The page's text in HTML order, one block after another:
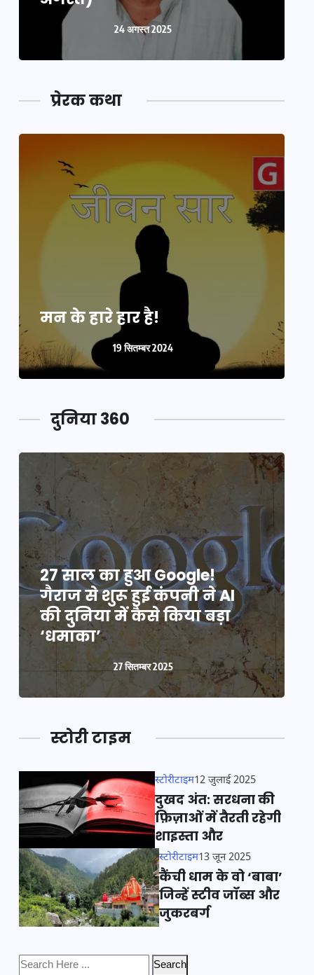
24 अगस्त 2025
प्रेरक कथा
मन के हारे हार है!
19 सितम्बर 2024
दुनिया 360
27 साल का हुआ Google!
गैराज से शुरू हुई कंपनी ने AI
की दुनिया में कैसे किया बड़ा
‘धमाका’
27 सितम्बर 2025
स्टोरी टाइम
स्टोरीटाइम12 जुलाई 2025
दुखद अंत: सरधना की
फ़िज़ाओं में तैरती रहेगी
शाइस्ता और
स्टोरीटाइम13 जून 2025
कैंची धाम के वो ‘बाबा’
जिन्हें स्टीव जॉब्स और
जुकरबर्ग
Search